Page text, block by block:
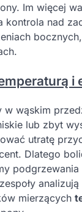
Im więcej
kontrola nad
i
w wąskim
lub zbyt
utratę
Dlatego
mierzących